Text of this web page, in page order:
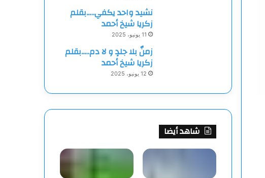
نشيد واحد يكفي…..بقلم
زكريا شيخ أحمد
11 يونيو، 2025
زمنٌ بلا جلدٍ و لا دم…..بقلم
زكريا شيخ أحمد
12 يونيو، 2025
شاهد أيضا